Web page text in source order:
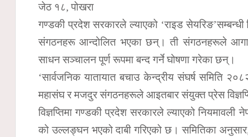
जेठ १८, पोखरा
गण्डकी प्रदेश सरकारले ल्याएको ‘राइड सेयरिङ’सम्बन्धी
संगठनहरू आन्दोलित भएका छन्। ती संगठनहरूले
साधन सञ्चालन पूर्ण रूपमा बन्द गर्ने घोषणा गरेका छन्।
‘सार्वजनिक यातायात बचाउ केन्द्रीय संघर्ष समिति
महासंघ र मजदुर संगठनहरूले आइतबार संयुक्त प्रेस
विज्ञप्तिमा गण्डकी प्रदेश सरकारले ल्याएको नियमावली
को उल्लङ्घन भएको दाबी गरिएको छ। समितिका अनुसार,